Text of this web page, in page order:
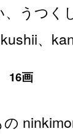
、うつく
、
16画